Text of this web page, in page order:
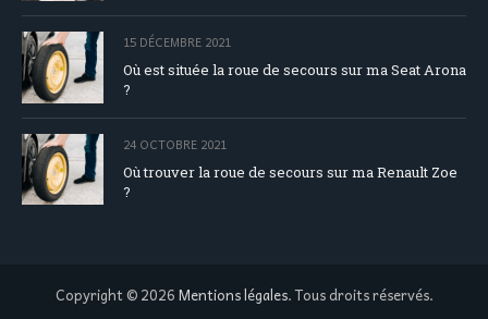
15 DÉCEMBRE 2021
Où est située la roue de secours sur ma Seat Arona
?
24 OCTOBRE 2021
Où trouver la roue de secours sur ma Renault Zoe
?
Copyright © 2026Mentions légales. Tous droits réservés.